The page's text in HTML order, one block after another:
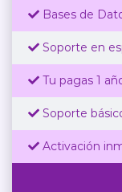
Bases de
Soporte en
Tu pagas 1
Soporte
Activación